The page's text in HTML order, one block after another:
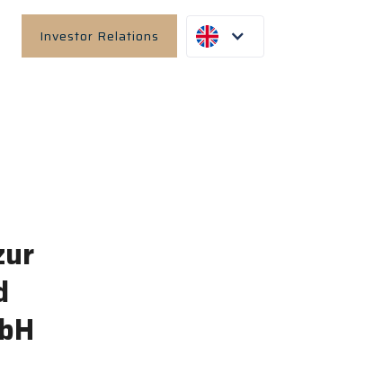
Investor Relations